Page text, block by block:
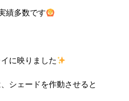
績多数です
に映りました
シェードを作動させると